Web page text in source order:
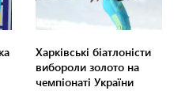
Харківські біатлоністи
вибороли золото на
чемпіонаті України